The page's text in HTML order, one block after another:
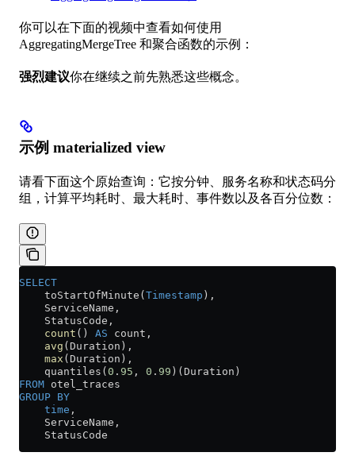
你可以在下面的视频中查看如何使用
AggregatingMergeTree 和聚合函数的示例：
强烈建议你在继续之前先熟悉这些概念。
示例 materialized view
请看下面这个原始查询：它按分钟、服务名称和状态码分
组，计算平均耗时、最大耗时、事件数以及各百分位数：
SELECT
    toStartOfMinute(
Timestamp ),
    ServiceName,
    StatusCode,
    count
() AS count,
    avg
(Duration),
    max
(Duration),
    quantiles(
0 . 95 , 0 . 99 )(Duration)
FROM otel_traces
GROUP BY
    time
,
    ServiceName,
    StatusCode